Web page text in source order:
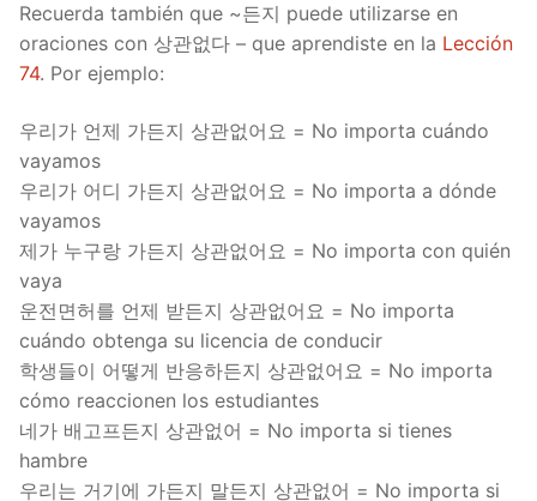
Recuerda también que ~든지 puede utilizarse en
oraciones con 상관없다 – que aprendiste en la Lección
74. Por ejemplo:
우리가 언제 가든지 상관없어요 = No importa cuándo
vayamos
우리가 어디 가든지 상관없어요 = No importa a dónde
vayamos
제가 누구랑 가든지 상관없어요 = No importa con quién
vaya
운전면허를 언제 받든지 상관없어요 = No importa
cuándo obtenga su licencia de conducir
학생들이 어떻게 반응하든지 상관없어요 = No importa
cómo reaccionen los estudiantes
네가 배고프든지 상관없어 = No importa si tienes
hambre
우리는 거기에 가든지 말든지 상관없어 = No importa si